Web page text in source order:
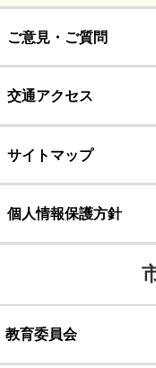
ご意見・ご質問
交通アクセス
サイトマップ
個人情報保護方針
教育委員会